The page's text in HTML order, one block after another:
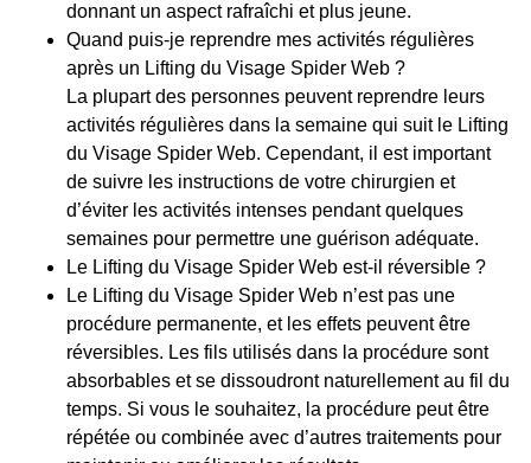
donnant un aspect rafraîchi et plus jeune.
Quand puis-je reprendre mes activités régulières
après un Lifting du Visage Spider Web ?
La plupart des personnes peuvent reprendre leurs
activités régulières dans la semaine qui suit le Lifting
du Visage Spider Web. Cependant, il est important
de suivre les instructions de votre chirurgien et
d’éviter les activités intenses pendant quelques
semaines pour permettre une guérison adéquate.
Le Lifting du Visage Spider Web est-il réversible ?
Le Lifting du Visage Spider Web n’est pas une
procédure permanente, et les effets peuvent être
réversibles. Les fils utilisés dans la procédure sont
absorbables et se dissoudront naturellement au fil du
temps. Si vous le souhaitez, la procédure peut être
répétée ou combinée avec d’autres traitements pour